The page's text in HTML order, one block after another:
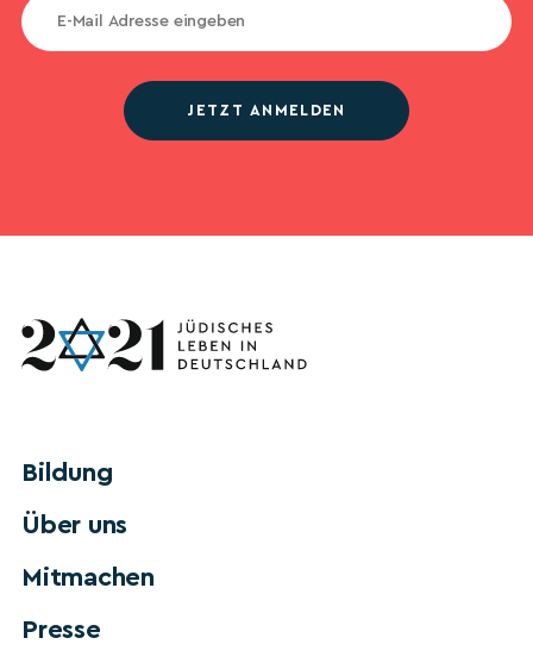
JETZT ANMELDEN
Bildung
Über uns
Mitmachen
Presse